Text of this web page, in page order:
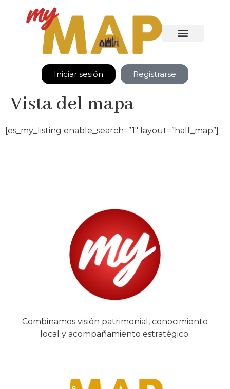
Iniciar sesión Registrarse
Vista del mapa
[es_my_listing enable_search=”1″ layout=”half_map”]
Combinamos visión patrimonial, conocimiento
local y acompañamiento estratégico.